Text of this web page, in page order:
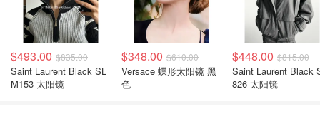
$493.00 $835.00
Saint Laurent Black SL
M153 太阳镜
$348.00 $610.00
Versace 蝶形太阳镜 黑
色
$448.00 $815.00
Saint Laurent Black
826 太阳镜